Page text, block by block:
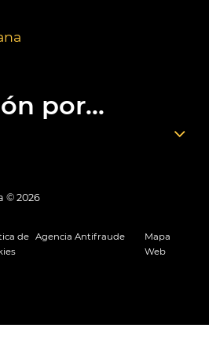
por...
© 2026
de Agencia Antifraude
Mapa
Web